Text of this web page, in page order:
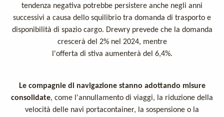
tendenza negativa potrebbe persistere anche negli anni
successivi a causa dello squilibrio tra domanda di trasporto e
disponibilità di spazio cargo. Drewry prevede che la domanda
crescerà del 2% nel 2024, mentre
l'offerta di stiva aumenterà del 6,4%.
Le compagnie di navigazione stanno adottando misure
consolidate, come l'annullamento di viaggi, la riduzione della
velocità delle navi portacontainer, la sospensione o la